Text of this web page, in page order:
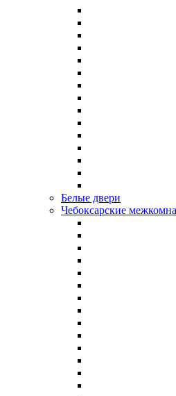
Белые двери
Чебоксарские